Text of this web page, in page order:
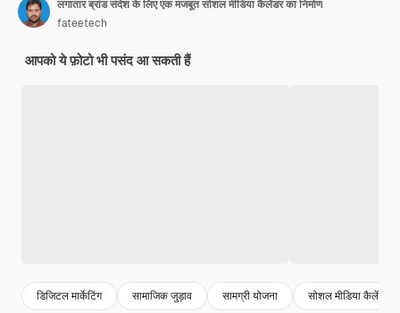
लगातार ब्रांड संदेश के लिए एक मजबूत सोशल मीडिया कैलेंडर का निर्माण
fateetech
आपको ये फ़ोटो भी पसंद आ सकती हैं
डिजिटल मार्केटिंग सामाजिक जुड़ाव सामग्री योजना सोशल मीडिया कैलेंडर